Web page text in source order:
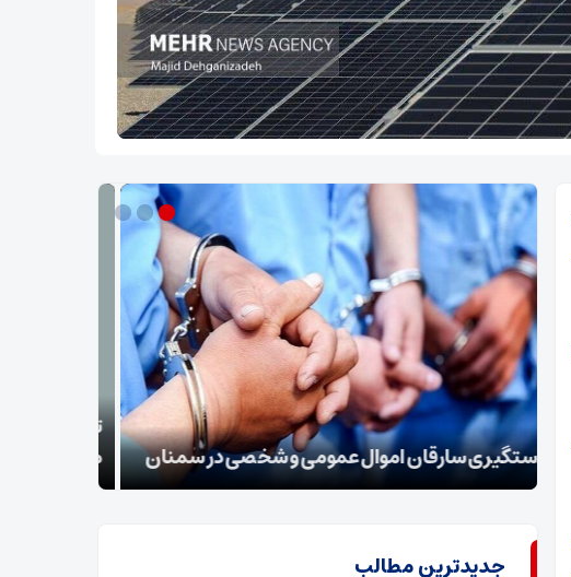
تکذیب نقل قول منتسب به رهبر انقلاب از سوی دفتر
معظم‌له
جدیدترین مطالب